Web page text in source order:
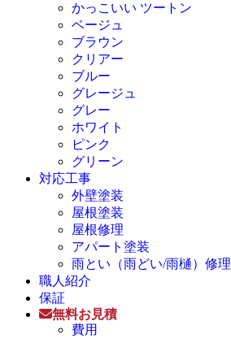
かっこいい ツートン
ベージュ
ブラウン
クリアー
ブルー
グレージュ
グレー
ホワイト
ピンク
グリーン
対応工事
外壁塗装
屋根塗装
屋根修理
アパート塗装
雨とい（雨どい/雨樋）修理
職人紹介
保証
無料お見積
費用